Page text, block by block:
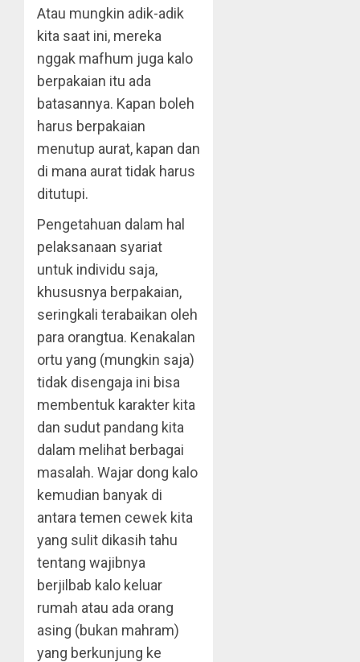
Atau mungkin adik-adik
kita saat ini, mereka
nggak mafhum juga kalo
berpakaian itu ada
batasannya. Kapan boleh
harus berpakaian
menutup aurat, kapan dan
di mana aurat tidak harus
ditutupi.
Pengetahuan dalam hal
pelaksanaan syariat
untuk individu saja,
khususnya berpakaian,
seringkali terabaikan oleh
para orangtua. Kenakalan
ortu yang (mungkin saja)
tidak disengaja ini bisa
membentuk karakter kita
dan sudut pandang kita
dalam melihat berbagai
masalah. Wajar dong kalo
kemudian banyak di
antara temen cewek kita
yang sulit dikasih tahu
tentang wajibnya
berjilbab kalo keluar
rumah atau ada orang
asing (bukan mahram)
yang berkunjung ke